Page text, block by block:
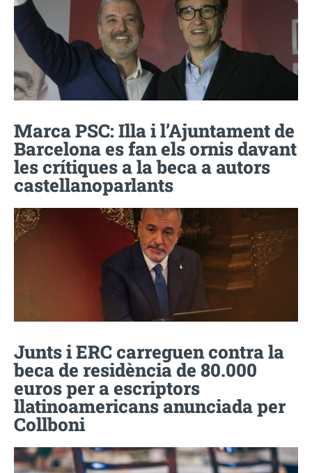
Marca PSC: Illa i l’Ajuntament de
Barcelona es fan els ornis davant
les crítiques a la beca a autors
castellanoparlants
Junts i ERC carreguen contra la
beca de residència de 80.000
euros per a escriptors
llatinoamericans anunciada per
Collboni